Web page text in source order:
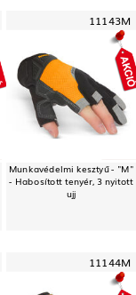
11143M
Munkavédelmi kesztyű - "M"
- Habosított tenyér, 3 nyitott
ujj
11144M